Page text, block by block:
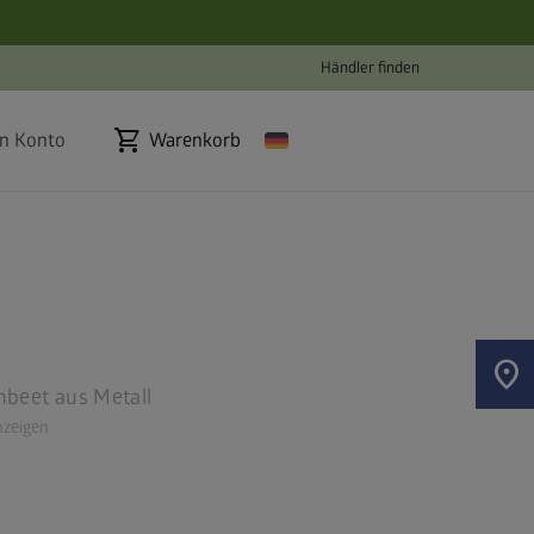
Händler finden
Konto shopping_cart Warenkorb
aus Metall
location_on